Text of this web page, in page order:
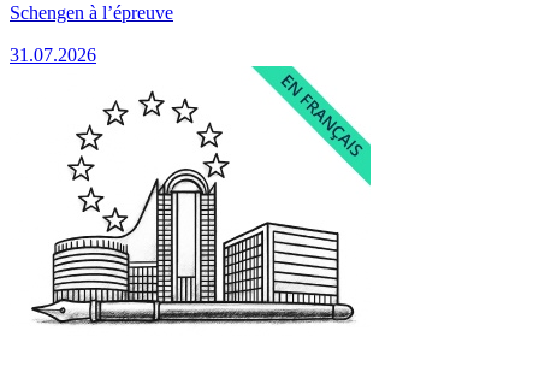
Schengen à l’épreuve
31.07.2026